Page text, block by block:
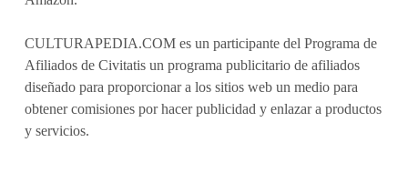
CULTURAPEDIA.COM es un participante del Programa de
Afiliados de Civitatis un programa publicitario de afiliados
diseñado para proporcionar a los sitios web un medio para
obtener comisiones por hacer publicidad y enlazar a productos
y servicios.